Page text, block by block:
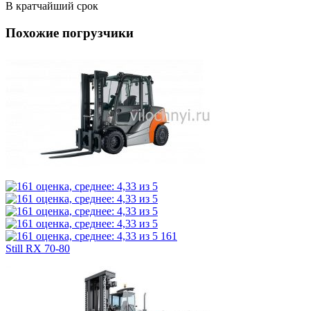
В кратчайший срок
Похожие погрузчики
161
Still RX 70-80